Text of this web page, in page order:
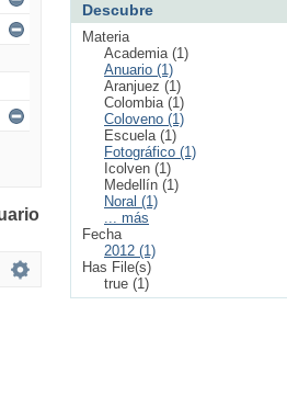
Descubre
Materia
Academia (1)
Anuario (1)
Aranjuez (1)
Colombia (1)
Coloveno (1)
Escuela (1)
Fotográfico (1)
Icolven (1)
Medellín (1)
Noral (1)
... más
Fecha
2012 (1)
Has File(s)
true (1)